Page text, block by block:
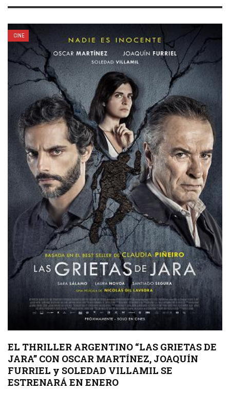
CINE
EL THRILLER ARGENTINO “LAS GRIETAS DE
JARA” CON OSCAR MARTÍNEZ, JOAQUÍN
FURRIEL y SOLEDAD VILLAMIL SE
ESTRENARÁ EN ENERO